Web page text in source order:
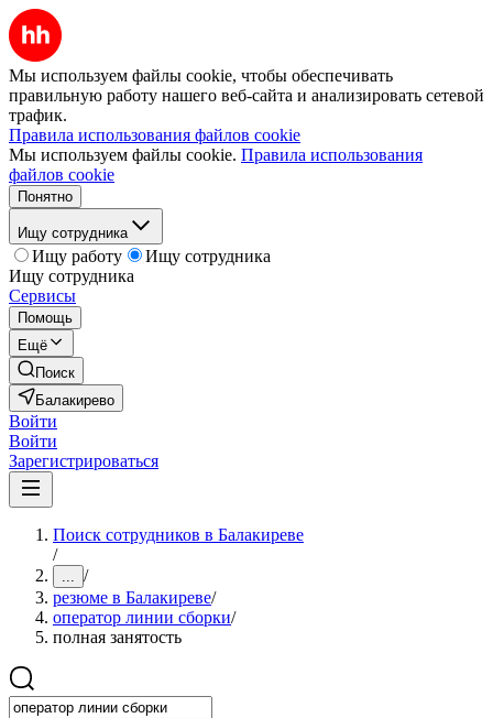
Мы используем файлы cookie, чтобы обеспечивать
правильную работу нашего веб-сайта и анализировать сетевой
трафик.
Правила использования файлов cookie
Мы используем файлы cookie. Правила использования
файлов cookie
Понятно
Ищу сотрудника
Ищу работу
Ищу сотрудника
Ищу сотрудника
Сервисы
Помощь
Ещё
Поиск
Балакирево
Войти
Войти
Зарегистрироваться
Поиск сотрудников в Балакиреве
/
... /
резюме в Балакиреве/
оператор линии сборки/
полная занятость